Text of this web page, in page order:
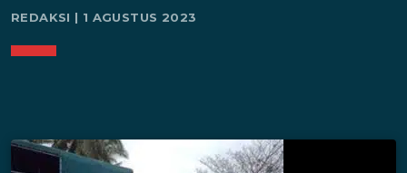
REDAKSI | 1 AGUSTUS 2023